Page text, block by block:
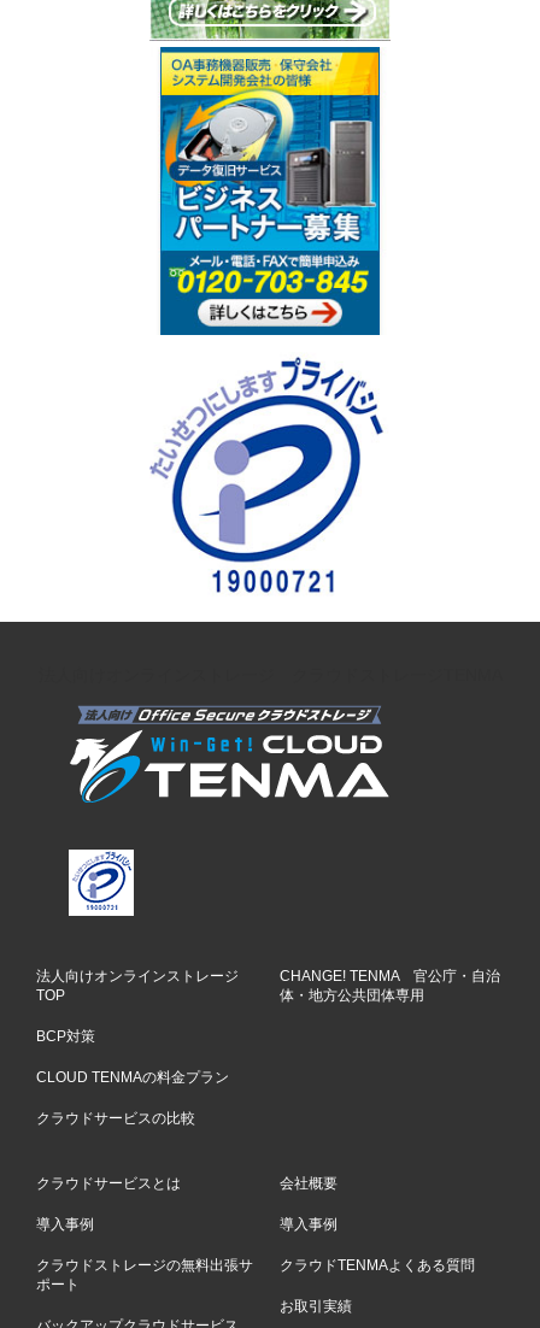
法人向けオンラインストレージ
TOP
BCP対策
CLOUD TENMAの料金プラン
クラウドサービスの比較
CHANGE! TENMA 官公庁・自治
体・地方公共団体専用
クラウドサービスとは
導入事例
クラウドストレージの無料出張サ
ポート
会社概要
導入事例
クラウドTENMAよくある質問
お取引実績